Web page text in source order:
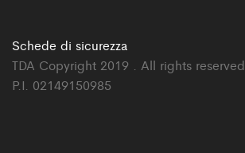
Schede di sicurezza
TDA Copyright 2019 . All rights reserved
P.I. 02149150985